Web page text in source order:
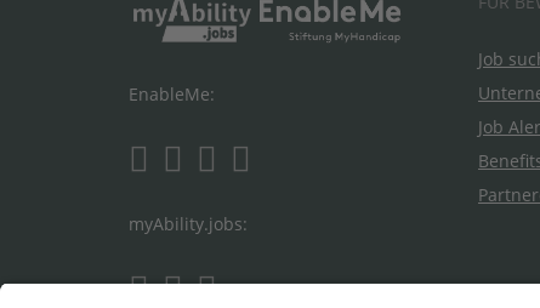
EnableMe:
myAbility.jobs:
Job
Job